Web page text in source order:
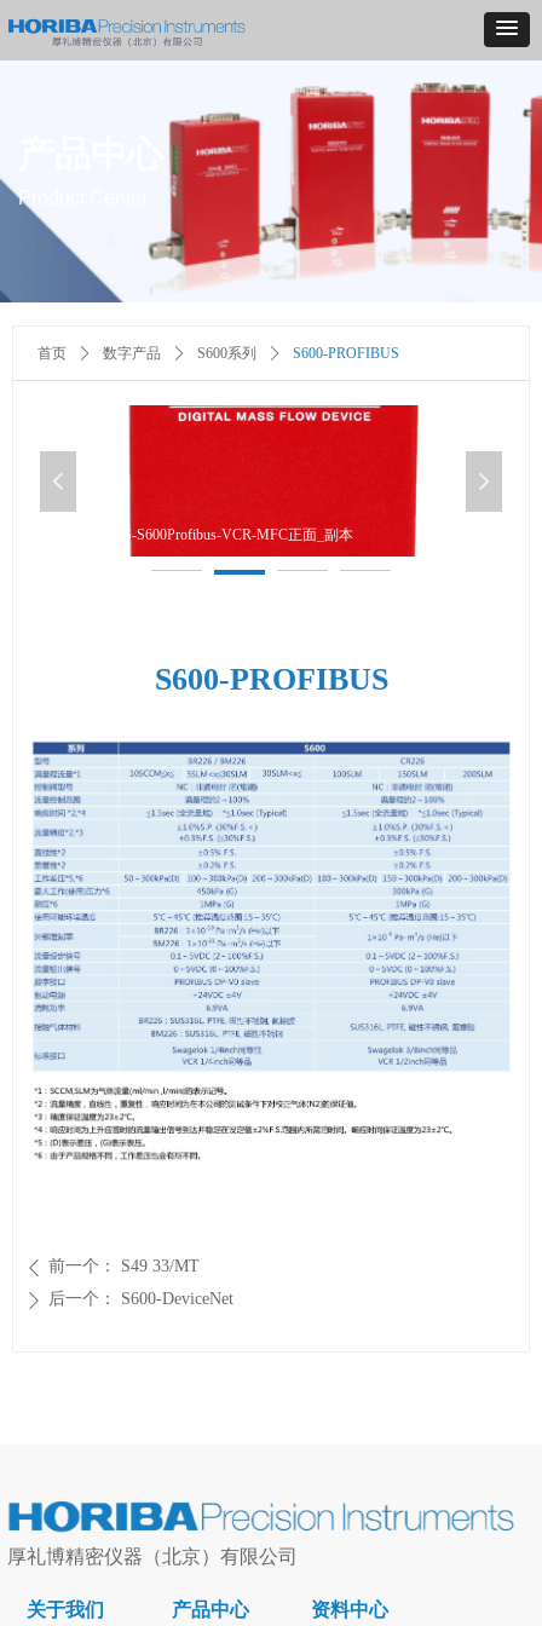
Product Center
ꄴ 前一个： S49 33/MT
ꄲ 后一个： S600-DeviceNet
S600-PROFIBUS-S600Profibus-VCR-MFC正面_副本
넳 넲
S600-PROFIBUS
首页 ꄲ 数字产品 ꄲ S600系列 ꄲ S600-PROFIBUS
厚礼博精密仪器（北京）有限公司
关于我们 产品中心 资料中心